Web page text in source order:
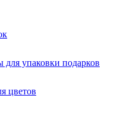
упаковки подарков
цветов